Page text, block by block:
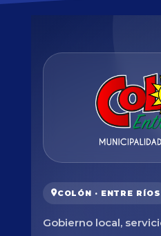
COLÓN · ENTRE RÍOS
Gobierno local,